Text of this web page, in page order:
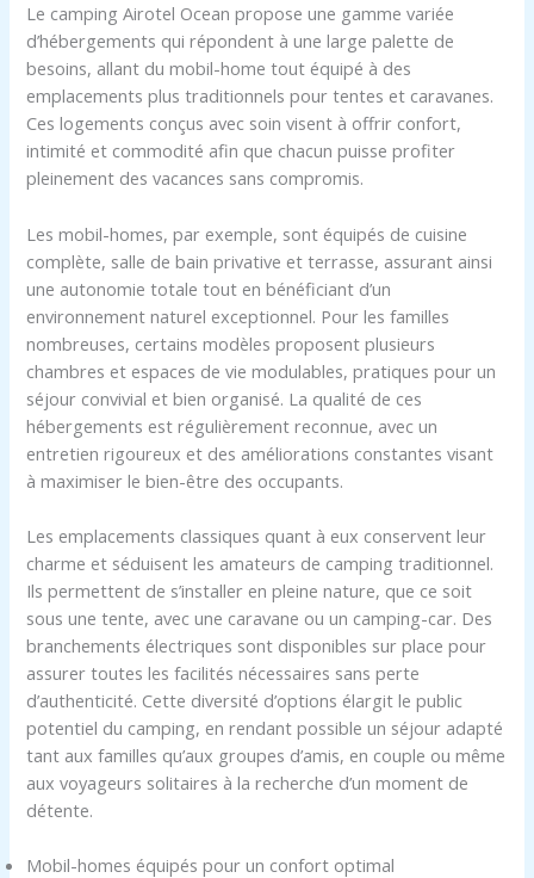
Le camping Airotel Ocean propose une gamme variée
d’hébergements qui répondent à une large palette de
besoins, allant du mobil-home tout équipé à des
emplacements plus traditionnels pour tentes et caravanes.
Ces logements conçus avec soin visent à offrir confort,
intimité et commodité afin que chacun puisse profiter
pleinement des vacances sans compromis.
Les mobil-homes, par exemple, sont équipés de cuisine
complète, salle de bain privative et terrasse, assurant ainsi
une autonomie totale tout en bénéficiant d’un
environnement naturel exceptionnel. Pour les familles
nombreuses, certains modèles proposent plusieurs
chambres et espaces de vie modulables, pratiques pour un
séjour convivial et bien organisé. La qualité de ces
hébergements est régulièrement reconnue, avec un
entretien rigoureux et des améliorations constantes visant
à maximiser le bien-être des occupants.
Les emplacements classiques quant à eux conservent leur
charme et séduisent les amateurs de camping traditionnel.
Ils permettent de s’installer en pleine nature, que ce soit
sous une tente, avec une caravane ou un camping-car. Des
branchements électriques sont disponibles sur place pour
assurer toutes les facilités nécessaires sans perte
d’authenticité. Cette diversité d’options élargit le public
potentiel du camping, en rendant possible un séjour adapté
tant aux familles qu’aux groupes d’amis, en couple ou même
aux voyageurs solitaires à la recherche d’un moment de
détente.
Mobil-homes équipés pour un confort optimal